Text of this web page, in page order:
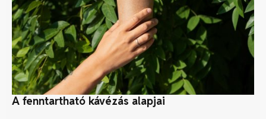
A fenntartható kávézás alapjai